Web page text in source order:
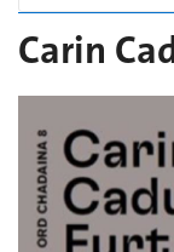
Carin